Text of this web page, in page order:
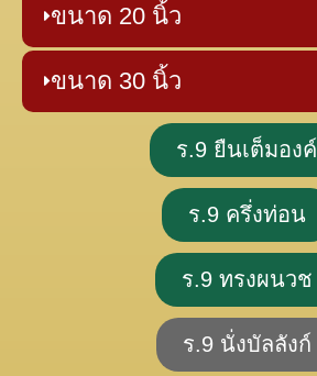
ขนาด 20 นิ้ว
ขนาด 30 นิ้ว
ร.9 ยืนเต็มองค์
ร.9 ครึ่งท่อน
ร.9 ทรงผนวช
ร.9 นั่งบัลลังก์